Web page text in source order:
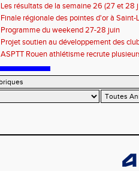
Les résultats de la semaine 26 (27 et 28
Finale régionale des pointes d'or à
informations
Programme du weekend 27-28 juin
Projet soutien au développement des
ASPTT Rouen athlétisme recrute